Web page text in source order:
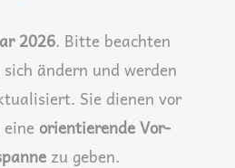
2026. Bit­te beach­ten
ändern und wer­den
Sie die­nen vor
ori­en­tie­ren­de Vor­
zu geben.